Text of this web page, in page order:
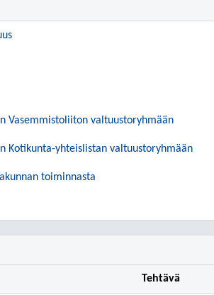
Vasemmistoliiton valtuustoryhmään
Kotikunta-yhteislistan valtuustoryhmään
toiminnasta
Tehtävä